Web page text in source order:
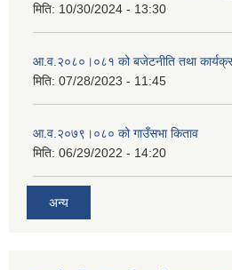
मिति: 10/30/2024 - 13:30
आ.व.२०८०।०८१ को बजेटनीति तथा
मिति: 07/28/2023 - 11:45
आ.व.२०७९।०८० को गाउँसभा किताव
मिति: 06/29/2022 - 14:20
अन्य